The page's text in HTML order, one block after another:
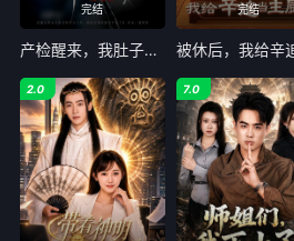
完结
产检醒来，我肚子里的孩子消失了
完结
2.0 7.0